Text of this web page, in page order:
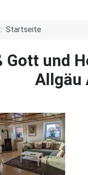
Startseite
Gott und
Allgäu